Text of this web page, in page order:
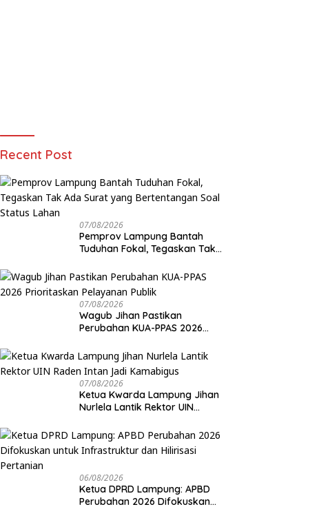
Recent Post
07/08/2026
Pemprov Lampung Bantah
Tuduhan Fokal, Tegaskan Tak
Soal Status Lahan
07/08/2026
Wagub Jihan Pastikan
Perubahan KUA-PPAS 2026
07/08/2026
Ketua Kwarda Lampung Jihan
Nurlela Lantik Rektor UIN
06/08/2026
Ketua DPRD Lampung: APBD
Perubahan 2026 Difokuskan